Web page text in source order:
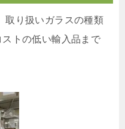
取り扱いガラスの種類
トの低い輸入品まで